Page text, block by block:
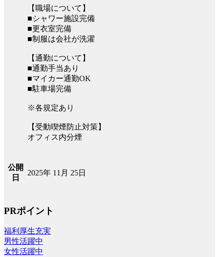
【職場について】
■シャワー施設完備
■更衣室完備
■制服は会社が洗濯
【通勤について】
■通勤手当あり
■マイカー通勤OK
■駐車場完備
※各規定あり
【受動喫煙防止対策】
オフィス内分煙
公開
日
2025年 11月 25日
PRポイント
福利厚生充実
男性活躍中
女性活躍中